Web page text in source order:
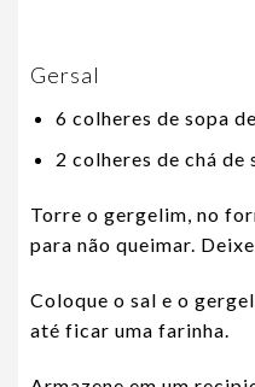
Gersal
6 colheres de sopa
2 colheres de chá de
Torre o gergelim, no
para não queimar.
Coloque o sal e o
até ficar uma farinha.